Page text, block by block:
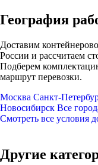
География
Доставим
России и рассчитаем
Подберем
маршрут перевозки.
Москва Санкт-
Новосибирск Все
Смотреть все условия
Другие